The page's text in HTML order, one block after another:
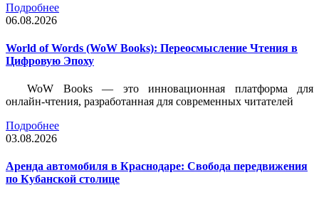
Подробнее
06.08.2026
World of Words (WoW Books): Переосмысление Чтения в
Цифровую Эпоху
WoW Books — это инновационная платформа для
онлайн-чтения, разработанная для современных читателей
Подробнее
03.08.2026
Аренда автомобиля в Краснодаре: Свобода передвижения
по Кубанской столице